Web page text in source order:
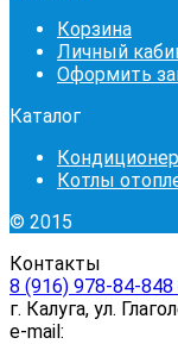
Корзина
Личный
Оформить
Каталог
Котлы
© 2015
Контакты
8 (916) 978-84-848
г. Калуга, ул.
e-mail: